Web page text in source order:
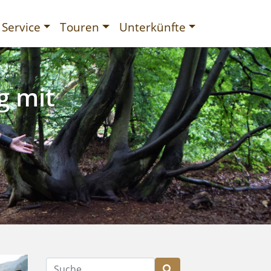
Service Touren Unterkünfte
mit
Suche